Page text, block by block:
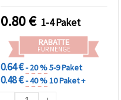
0.80€ 1-4 Paket
RABATTE
FÜR MENGE
0.64 €- 20 %5-9 Paket
0.48 €- 40 %10 Paket +